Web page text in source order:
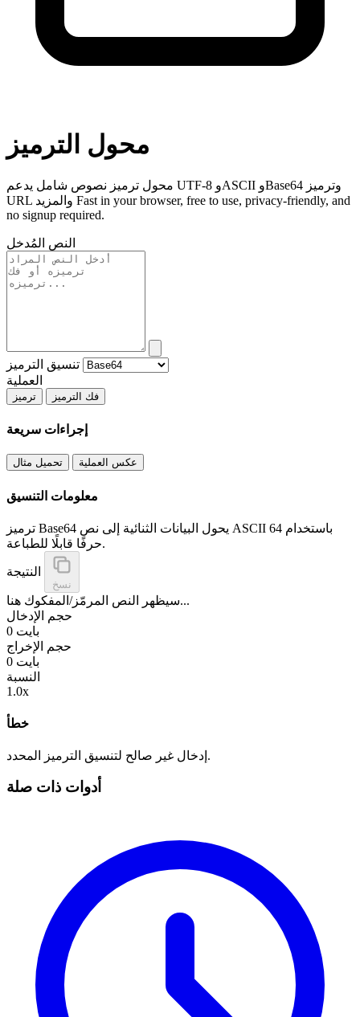
محول الترميز
محول ترميز نصوص شامل يدعم UTF-8 وASCII وBase64 وترميز
URL والمزيد Fast in your browser, free to use, privacy-friendly, and
no signup required.
النص المُدخل
تنسيق الترميز
العملية
ترميز فك الترميز
إجراءات سريعة
تحميل مثال عكس العملية
معلومات التنسيق
ترميز Base64 يحول البيانات الثنائية إلى نص ASCII باستخدام 64
حرفًا قابلًا للطباعة.
النتيجة
نسخ
سيظهر النص المرمّز/المفكوك هنا...
حجم الإدخال
0 بايت
حجم الإخراج
0 بايت
النسبة
1.0x
خطأ
إدخال غير صالح لتنسيق الترميز المحدد.
أدوات ذات صلة